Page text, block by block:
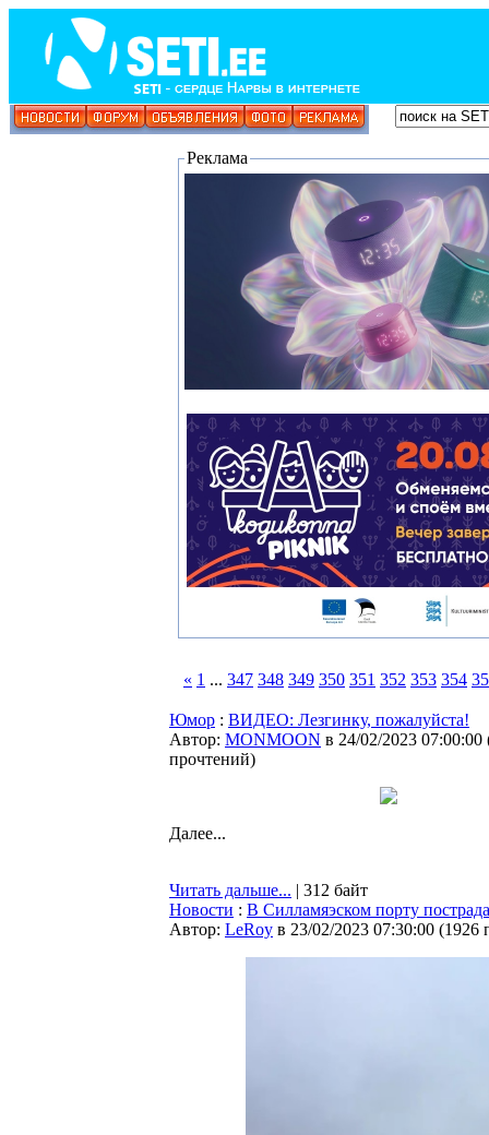
Реклама
« 1 ... 347 348 349 350 351 352 353 354
Юмор : ВИДЕО: Лезгинку, пожалуйста!
Автор: MONMOON в 24/02/2023 07:00:00
прочтений)
Далее...
Читать дальше... | 312 байт
Новости : В Силламяэском порту
Автор: LeRoy в 23/02/2023 07:30:00 (1926